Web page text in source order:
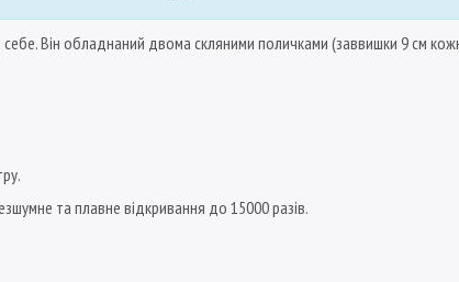
Він обладнаний двома скляними поличками (заввишки 9 см
та плавне відкривання до 15000 разів.